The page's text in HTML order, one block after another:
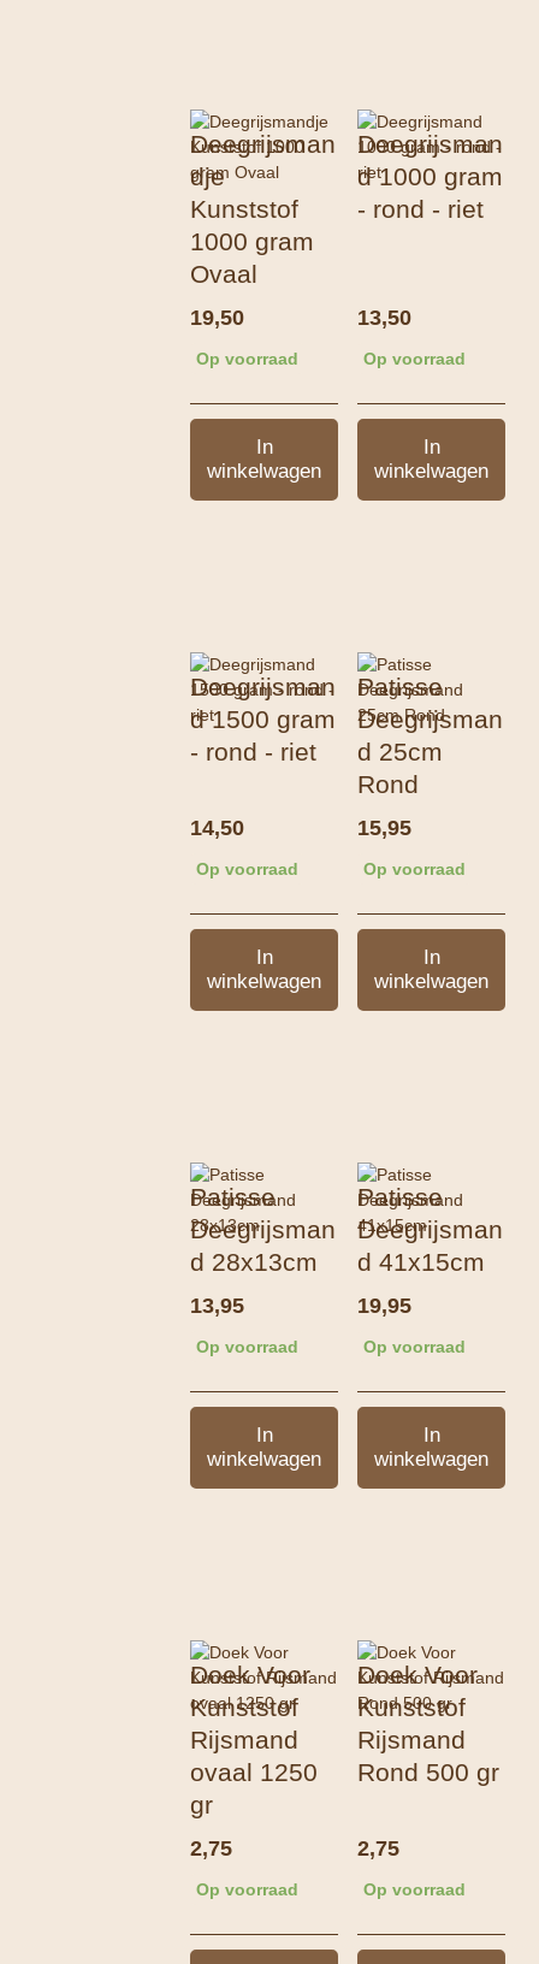
Deegrijsman
dje
Kunststof
1000 gram
Ovaal
19,50
Op voorraad
In
winkelwagen
Deegrijsman
d 1000 gram
- rond - riet
13,50
Op voorraad
In
winkelwagen
Deegrijsman
d 1500 gram
- rond - riet
14,50
Op voorraad
In
winkelwagen
Patisse
Deegrijsman
d 25cm
Rond
15,95
Op voorraad
In
winkelwagen
Patisse
Deegrijsman
d 28x13cm
13,95
Op voorraad
In
winkelwagen
Patisse
Deegrijsman
d 41x15cm
19,95
Op voorraad
In
winkelwagen
Doek Voor
Kunststof
Rijsmand
ovaal 1250
gr
2,75
Op voorraad
Doek Voor
Kunststof
Rijsmand
Rond 500 gr
2,75
Op voorraad